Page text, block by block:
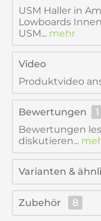
USM Haller in
Lowboards
USM... mehr
Video
Produktvideo
Bewertungen
1
Bewertungen
diskutieren...
Varianten &
Zubehör 8